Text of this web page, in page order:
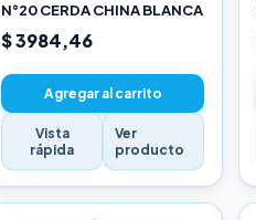
N°20 CERDA CHINA BLANCA
$ 3984,46
Agregar al carrito
Vista
rápida
Ver
producto